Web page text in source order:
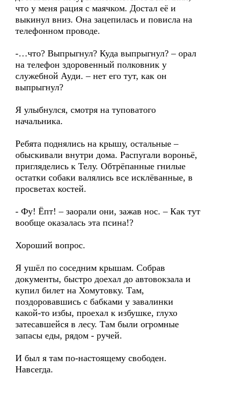
что у меня рация с маячком. Достал её и
выкинул вниз. Она зацепилась и повисла на
телефонном проводе.
-…что? Выпрыгнул? Куда выпрыгнул? – орал
на телефон здоровенный полковник у
служебной Ауди. – нет его тут, как он
выпрыгнул?
Я улыбнулся, смотря на туповатого
начальника.
Ребята поднялись на крышу, остальные –
обыскивали внутри дома. Распугали вороньё,
пригляделись к Телу. Обтрёпанные гнилые
остатки собаки валялись все исклёванные, в
просветах костей.
- Фу! Ёпт! – заорали они, зажав нос. – Как тут
вообще оказалась эта псина!?
Хороший вопрос.
Я ушёл по соседним крышам. Собрав
документы, быстро доехал до автовокзала и
купил билет на Хомутовку. Там,
поздоровавшись с бабками у завалинки
какой-то избы, проехал к избушке, глухо
затесавшейся в лесу. Там были огромные
запасы еды, рядом - ручей.
И был я там по-настоящему свободен.
Навсегда.